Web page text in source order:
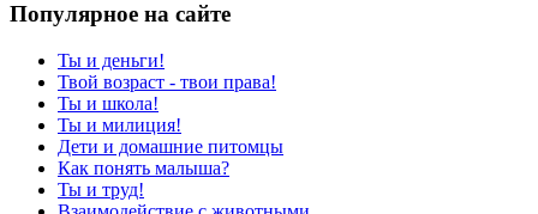
Популярное на сайте
Ты и деньги!
Твой возраст - твои права!
Ты и школа!
Ты и милиция!
Дети и домашние питомцы
Как понять малыша?
Ты и труд!